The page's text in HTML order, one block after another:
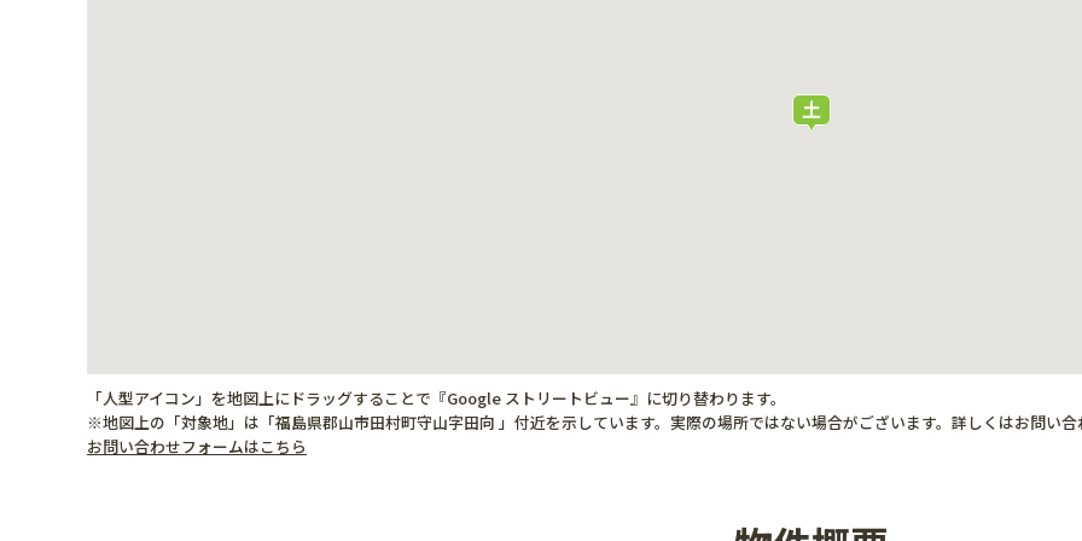
「人型アイコン」を地図上にドラッグすることで『Google ストリートビュー』に切り替わります。
※地図上の「対象地」は「福島県郡山市田村町守山字田向 」付近を示しています。実際の場所ではない場合がございます。詳しくはお問い合
お問い合わせフォームはこちら